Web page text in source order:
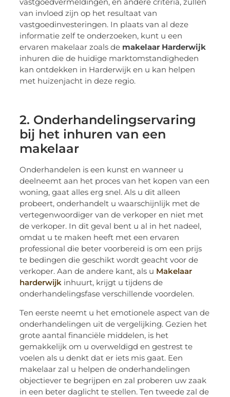
vastgoedvermeldingen, en andere criteria, zullen
van invloed zijn op het resultaat van
vastgoedinvesteringen. In plaats van al deze
informatie zelf te onderzoeken, kunt u een
ervaren makelaar zoals de makelaar Harderwijk
inhuren die de huidige marktomstandigheden
kan ontdekken in Harderwijk en u kan helpen
met huizenjacht in deze regio.
2. Onderhandelingservaring
bij het inhuren van een
makelaar
Onderhandelen is een kunst en wanneer u
deelneemt aan het proces van het kopen van een
woning, gaat alles erg snel. Als u dit alleen
probeert, onderhandelt u waarschijnlijk met de
vertegenwoordiger van de verkoper en niet met
de verkoper. In dit geval bent u al in het nadeel,
omdat u te maken heeft met een ervaren
professional die beter voorbereid is om een ​​prijs
te bedingen die geschikt wordt geacht voor de
verkoper. Aan de andere kant, als u Makelaar
harderwijk inhuurt, krijgt u tijdens de
onderhandelingsfase verschillende voordelen.
Ten eerste neemt u het emotionele aspect van de
onderhandelingen uit de vergelijking. Gezien het
grote aantal financiële middelen, is het
gemakkelijk om u overweldigd en gestrest te
voelen als u denkt dat er iets mis gaat. Een
makelaar zal u helpen de onderhandelingen
objectiever te begrijpen en zal proberen uw zaak
in een beter daglicht te stellen. Ten tweede zal de